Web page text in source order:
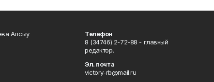
Алсыу
Телефон
8 (34746) 2-72-88 - главный
редактор.
Эл. почта
victory-rb@mail.ru